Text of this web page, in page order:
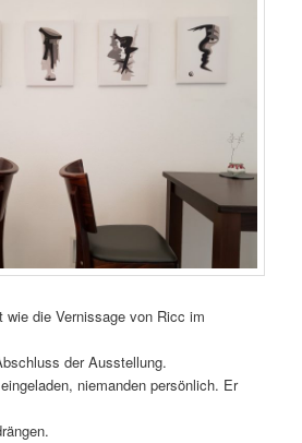
wie die Vernissage von Ricc im
der Ausstellung.
niemanden persönlich. Er